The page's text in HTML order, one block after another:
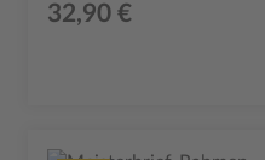
32,90 €